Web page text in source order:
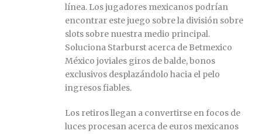
línea. Los jugadores mexicanos podrían
encontrar este juego sobre la división sobre
slots sobre nuestra medio principal.
Soluciona Starburst acerca de Betmexico
México joviales giros de balde, bonos
exclusivos desplazándolo hacia el pelo
ingresos fiables.
Los retiros llegan a convertirse en focos de
luces procesan acerca de euros mexicanos